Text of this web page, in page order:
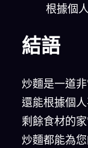
根據個
結語
炒麵是一道
還能根據個
剩餘食材的
炒麵都能為